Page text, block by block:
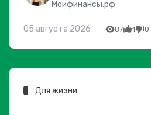
Моифинансы.рф
05 августа 2026 87 1 0
Для жизни